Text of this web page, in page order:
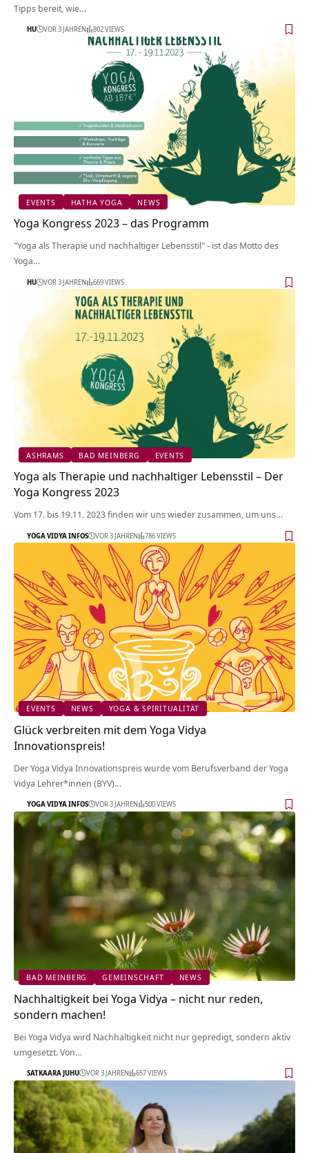
Tipps bereit, wie…
HU VOR 3 JAHREN 802 VIEWS
EVENTS HATHA YOGA NEWS
Yoga Kongress 2023 – das Programm
"Yoga als Therapie und nachhaltiger Lebensstil" - ist das Motto des
Yoga…
HU VOR 3 JAHREN 669 VIEWS
ASHRAMS BAD MEINBERG EVENTS
Yoga als Therapie und nachhaltiger Lebensstil – Der
Yoga Kongress 2023
Vom 17. bis 19.11. 2023 finden wir uns wieder zusammen, um uns…
YOGA VIDYA INFOS VOR 3 JAHREN 786 VIEWS
EVENTS NEWS YOGA & SPIRITUALITÄT
Glück verbreiten mit dem Yoga Vidya
Innovationspreis!
Der Yoga Vidya Innovationspreis wurde vom Berufsverband der Yoga
Vidya Lehrer*innen (BYV)…
YOGA VIDYA INFOS VOR 3 JAHREN 500 VIEWS
BAD MEINBERG GEMEINSCHAFT NEWS
Nachhaltigkeit bei Yoga Vidya – nicht nur reden,
sondern machen!
Bei Yoga Vidya wird Nachhaltigkeit nicht nur gepredigt, sondern aktiv
umgesetzt. Von…
SATKAARA JUHU VOR 3 JAHREN 657 VIEWS